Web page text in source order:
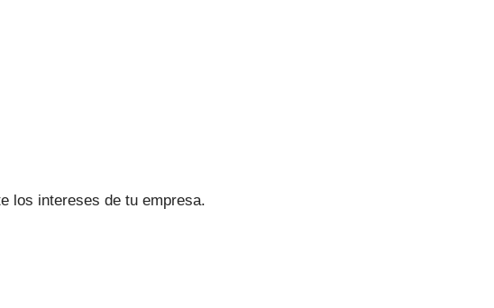
los intereses de tu empresa.